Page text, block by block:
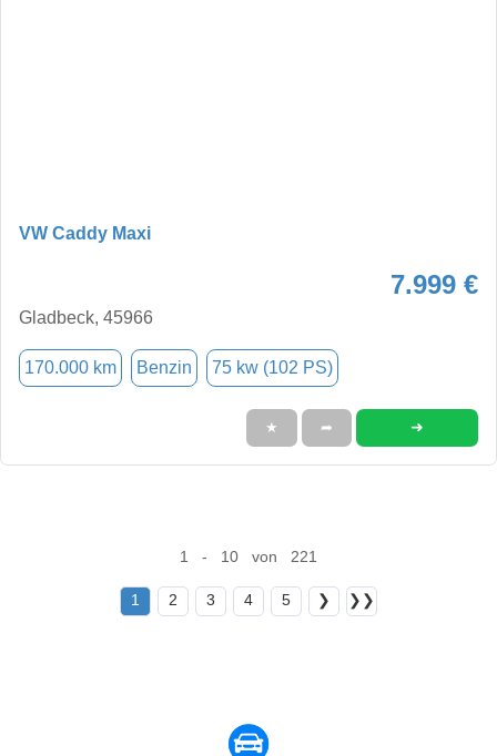
VW Caddy Maxi
7.999 €
Gladbeck, 45966
170.000 km Benzin 75 kw (102 PS)
★ ➦ ➜
1 - 10 von 221
1 2 3 4 5 ❯ ❯❯